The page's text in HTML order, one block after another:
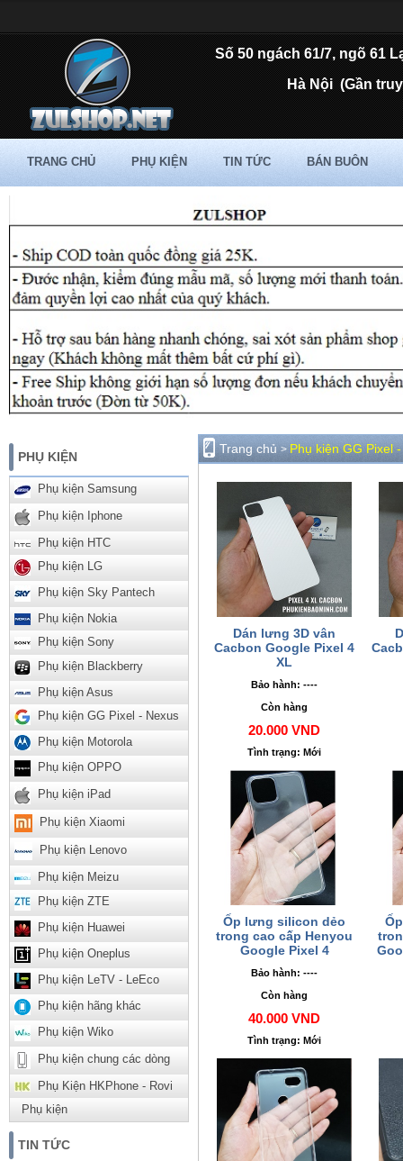
Số 50 ngách 61/7, ngõ 61
Hà Nội (Gần
TRANG CHỦ PHỤ KIỆN TIN TỨC BÁN BUÔN
PHỤ KIỆN
Phụ kiện Samsung
Phụ kiện Iphone
Phụ kiện HTC
Phụ kiện LG
Phụ kiện Sky Pantech
Phụ kiện Nokia
Phụ kiện Sony
Phụ kiện Blackberry
Phụ kiện Asus
Phụ kiện GG Pixel - Nexus
Phụ kiện Motorola
Phụ kiện OPPO
Phụ kiện iPad
Phụ kiện Xiaomi
Phụ kiện Lenovo
Phụ kiện Meizu
Phụ kiện ZTE
Phụ kiện Huawei
Phụ kiện Oneplus
Phụ kiện LeTV - LeEco
Phụ kiện hãng khác
Phụ kiện Wiko
Phụ kiện chung các dòng
Phụ Kiện HKPhone - Rovi
Phụ kiện
TIN TỨC
Trang chủ > Phụ kiện GG Pixel
Dán lưng 3D vân
Cacbon Google Pixel 4
XL
Bảo hành: ----
Còn hàng
20.000 VND
Tình trạng: Mới
Ốp lưng silicon dẻo
trong cao cấp Henyou
Google Pixel 4
Bảo hành: ----
Còn hàng
40.000 VND
Tình trạng: Mới